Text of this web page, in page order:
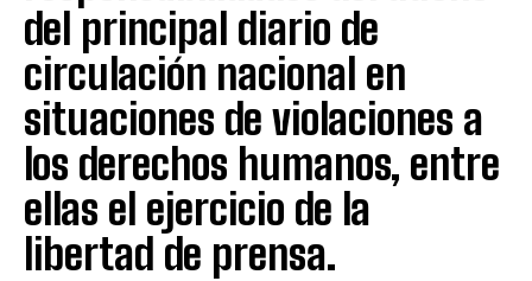
del principal diario de
circulación nacional en
situaciones de violaciones a
los derechos humanos, entre
ellas el ejercicio de la
libertad de prensa.